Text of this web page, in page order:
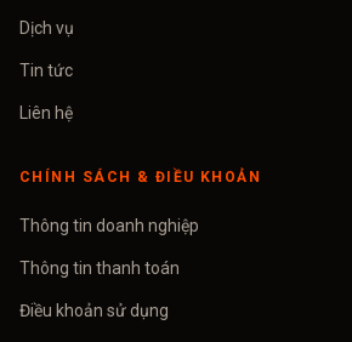
Dịch vụ
Tin tức
Liên hệ
CHÍNH SÁCH & ĐIỀU KHOẢN
Thông tin doanh nghiệp
Thông tin thanh toán
Điều khoản sử dụng